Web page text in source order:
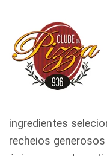
ingredientes
recheios